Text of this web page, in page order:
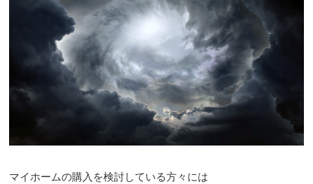
マイホームの購入を検討している方々には